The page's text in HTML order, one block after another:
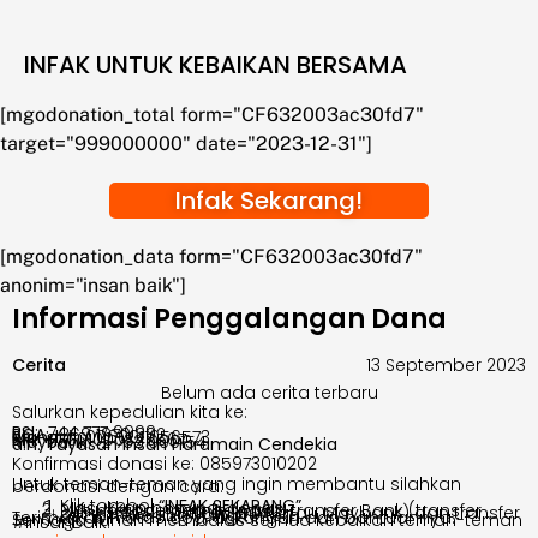
INFAK UNTUK KEBAIKAN BERSAMA
[mgodonation_total form="CF632003ac30fd7"
target="999000000" date="2023-12-31"]
Infak Sekarang!
[mgodonation_data form="CF632003ac30fd7"
anonim="insan baik"]
Informasi Penggalangan Dana
Cerita
13 September 2023
Belum ada cerita terbaru
Salurkan kepedulian kita ke:
BSI:744 777 9999
BCA:869 1970 302
Mandiri:0060011056573
BRI:117001000345567
Maybank:2 732 000154
a.n. Yayasan Insan Haramain Cendekia
Konfirmasi donasi ke: 085973010202
Untuk teman-teman yang ingin membantu silahkan berdonasi dengan cara:
Klik tombol“INFAK SEKARANG”
Masukkan nominal donasi
Pilih metode pembayaran transfer Bank (transfer bank BSI,BRI, MANDIRI, BCA atau Maybank) dan transfer ke no. rekening yang tertera.
Terima kasih atas doa, dukungan dan bantuannya. Semoga Tuhan membalas semua kebaikan teman-teman #InsanBaik.